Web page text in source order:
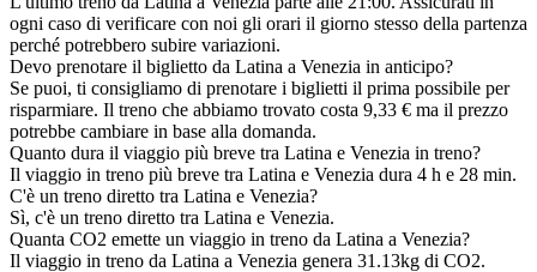
ogni caso di verificare con noi gli orari il giorno stesso della partenza
perché potrebbero subire variazioni.
Devo prenotare il biglietto da Latina a Venezia in anticipo?
Se puoi, ti consigliamo di prenotare i biglietti il prima possibile per
risparmiare. Il treno che abbiamo trovato costa 9,33 € ma il prezzo
potrebbe cambiare in base alla domanda.
Quanto dura il viaggio più breve tra Latina e Venezia in treno?
Il viaggio in treno più breve tra Latina e Venezia dura 4 h e 28 min.
C'è un treno diretto tra Latina e Venezia?
Sì, c'è un treno diretto tra Latina e Venezia.
Quanta CO2 emette un viaggio in treno da Latina a Venezia?
Il viaggio in treno da Latina a Venezia genera 31.13kg di CO2.